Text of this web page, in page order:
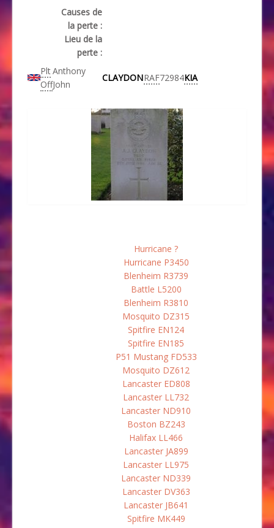
Causes de
la perte :
Lieu de la
perte :
Plt
Off
Anthony
John
CLAYDONRAF72984KIA
Hurricane ?
Hurricane P3450
Blenheim R3739
Battle L5200
Blenheim R3810
Mosquito DZ315
Spitfire EN124
Spitfire EN185
P51 Mustang FD533
Mosquito DZ612
Lancaster ED808
Lancaster LL732
Lancaster ND910
Boston BZ243
Halifax LL466
Lancaster JA899
Lancaster LL975
Lancaster ND339
Lancaster DV363
Lancaster JB641
Spitfire MK449